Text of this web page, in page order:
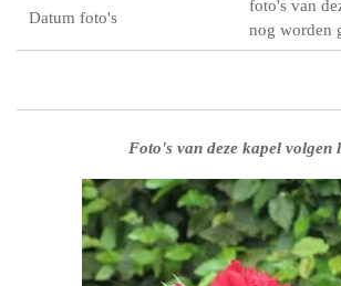
Datum foto's
foto's van
nog worden
Foto's van deze kapel volgen